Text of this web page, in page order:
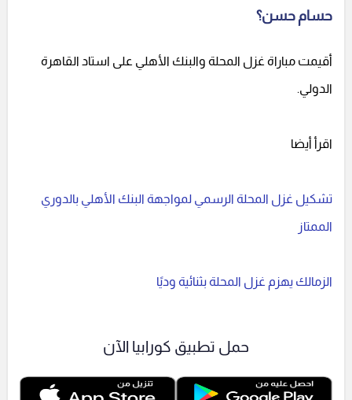
حسام حسن؟
أقيمت مباراة غزل المحلة والبنك الأهلي على استاد القاهرة
الدولي.
اقرأ أيضا
تشكيل غزل المحلة الرسمي لمواجهة البنك الأهلي بالدوري
الممتاز
الزمالك يهزم غزل المحلة بثنائية وديًا
حمل تطبيق كورابيا الآن